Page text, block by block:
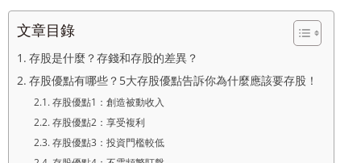
文章目錄
存股是什麼？存錢和存股的差異？
存股優點有哪些？5大存股優點告訴你為什麼應該要存股！
存股優點1：創造被動收入
存股優點2：享受複利
存股優點3：投資門檻較低